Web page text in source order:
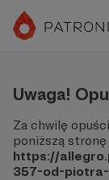
Uwaga!
Za chwilę
poniższą
https://
357-od-piotra-